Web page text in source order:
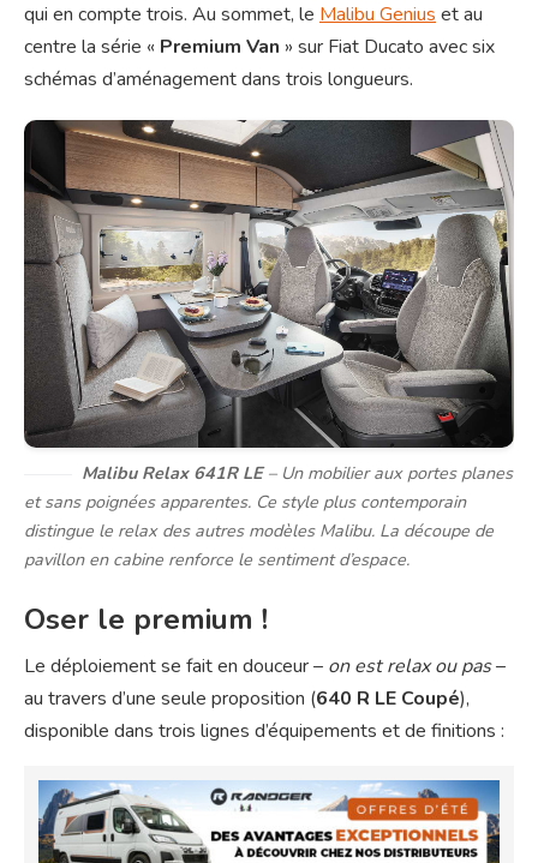
qui en compte trois. Au sommet, le Malibu Geniuset au
centre la série « Premium Van » sur Fiat Ducato avec six
schémas d’aménagement dans trois longueurs.
Malibu Relax 641R LE– Un mobilier aux portes planes
et sans poignées apparentes. Ce style plus contemporain
distingue le relax des autres modèles Malibu. La découpe de
pavillon en cabine renforce le sentiment d’espace.
Oser le premium !
Le déploiement se fait en douceur – on est relax ou pas–
au travers d’une seule proposition (640 R LE Coupé),
disponible dans trois lignes d’équipements et de finitions :